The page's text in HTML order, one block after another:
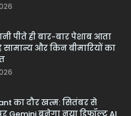
पीते ही बार-बार पेशाब आता
और किन बीमारियों का
का दौर खत्म: सितंबर से